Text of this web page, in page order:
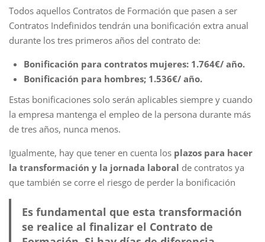
Todos aquellos Contratos de Formación que pasen a ser
Contratos Indefinidos tendrán una bonificación extra anual
durante los tres primeros años del contrato de:
Bonificación para contratos mujeres: 1.764€/ año.
Bonificación para hombres; 1.536€/ año.
Estas bonificaciones solo serán aplicables siempre y cuando
la empresa mantenga el empleo de la persona durante más
de tres años, nunca menos.
Igualmente, hay que tener en cuenta los plazos para hacer
la transformación y la jornada laboral de contratos ya
que también se corre el riesgo de perder la bonificación
Es fundamental que esta transformación
se realice al finalizar el Contrato de